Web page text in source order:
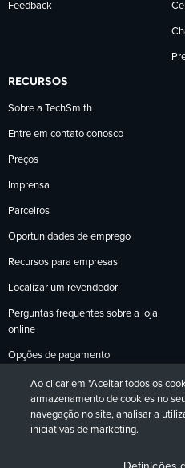
Feedback
RECURSOS
Sobre a TechSmith
Entre em contato conosco
Preços
Imprensa
Parceiros
Oportunidades de emprego
Recursos para empresas
Localizar um revendedor
Perguntas frequentes sobre a loja
online
Opções de pagamento
Política de devoluções
DeutschFrançais
Ao clicar em "Aceitar todos os
armazenamento de cookies no
navegação no site, analisar a
iniciativas de marketing.